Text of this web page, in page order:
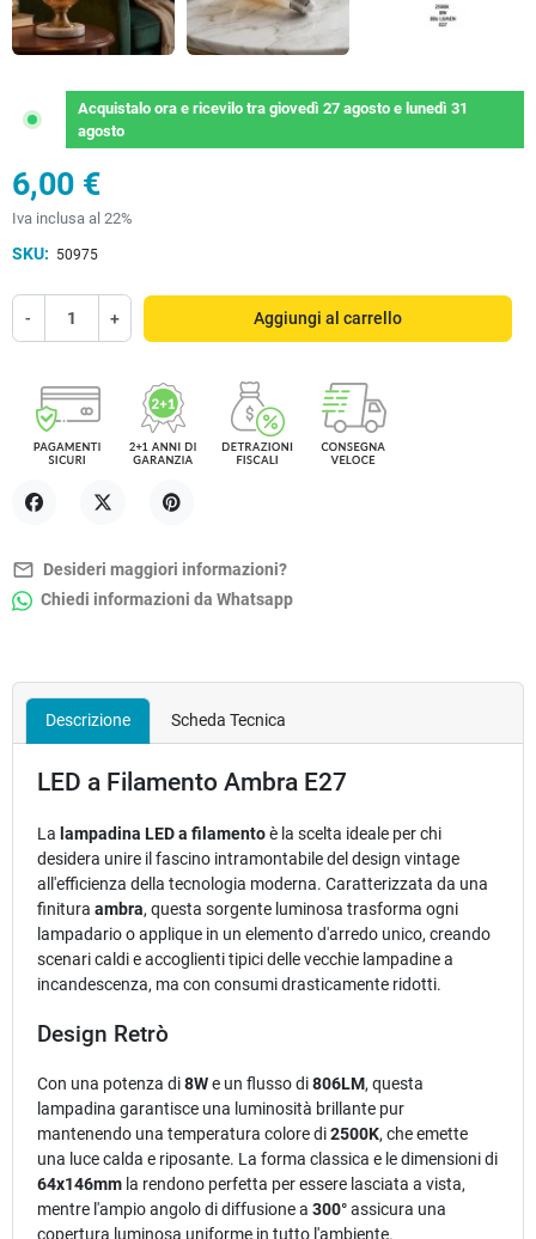
Acquistalo orae ricevilo tra giovedì 27 agostoe lunedì 31
agosto
6,00 €
Iva inclusa al 22%
SKU: 50975
- + Aggiungi al carrello
mail_outline Desideri maggiori informazioni?
Chiedi informazioni da Whatsapp
Descrizione Scheda Tecnica
LED a Filamento Ambra E27
La lampadina LED a filamentoè la scelta ideale per chi
desidera unire il fascino intramontabile del design vintage
all'efficienza della tecnologia moderna. Caratterizzata da una
finitura ambra, questa sorgente luminosa trasforma ogni
lampadario o applique in un elemento d'arredo unico, creando
scenari caldi e accoglienti tipici delle vecchie lampadine a
incandescenza, ma con consumi drasticamente ridotti.
Design Retrò
Con una potenza di8We un flusso di806LM, questa
lampadina garantisce una luminosità brillante pur
mantenendo una temperatura colore di2500K, che emette
una luce calda e riposante. La forma classica e le dimensioni di
64x146mm la rendono perfetta per essere lasciata a vista,
mentre l'ampio angolo di diffusione a 300°assicura una
copertura luminosa uniforme in tutto l'ambiente.